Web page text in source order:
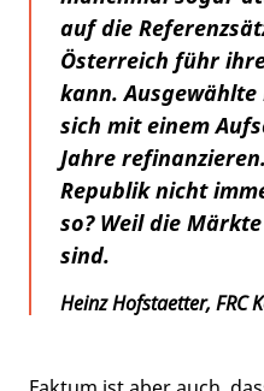
auf die
Österreich führ
kann.
sich mit einem
Jahre
Republik nicht
so? Weil die
sind.
Heinz Hofstaetter, FRC